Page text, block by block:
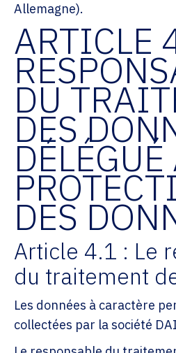
Allemagne).
ARTICLE
DU
DES
DES
Article 4.1 : Le
du traitement
Les données à caractère
collectées par la société